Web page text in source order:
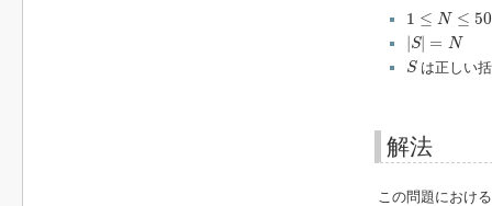
1 ≤ N ≤
1 N ≤5000
|S| = N
| S|
S
Sは正しい
解法
この問題におけ